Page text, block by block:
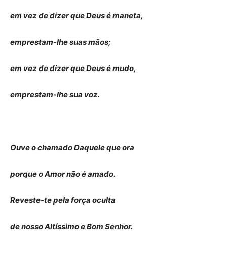
em vez de dizer que Deus é maneta,
emprestam-lhe suas mãos;
em vez de dizer que Deus é mudo,
emprestam-lhe sua voz.
Ouve o chamado Daquele que ora
porque o Amor não é amado.
Reveste-te pela força oculta
de nosso Altíssimo e Bom Senhor.